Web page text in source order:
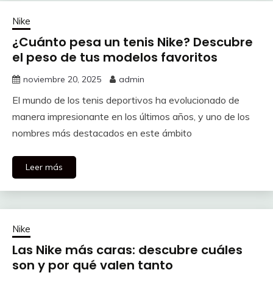
Nike
¿Cuánto pesa un tenis Nike? Descubre
el peso de tus modelos favoritos
noviembre 20, 2025 admin
El mundo de los tenis deportivos ha evolucionado de
manera impresionante en los últimos años, y uno de los
nombres más destacados en este ámbito
Leer más
Nike
Las Nike más caras: descubre cuáles
son y por qué valen tanto